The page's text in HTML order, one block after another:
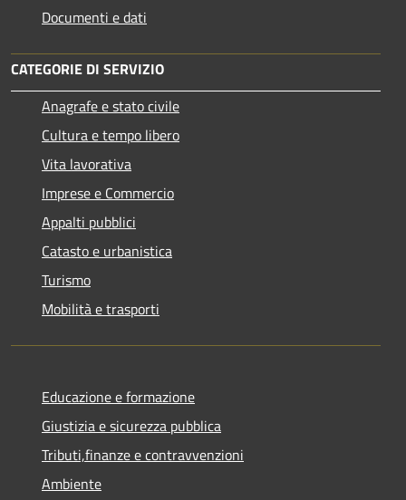
Documenti e dati
CATEGORIE DI SERVIZIO
Anagrafe e stato civile
Cultura e tempo libero
Vita lavorativa
Imprese e Commercio
Appalti pubblici
Catasto e urbanistica
Turismo
Mobilità e trasporti
Educazione e formazione
Giustizia e sicurezza pubblica
Tributi,finanze e contravvenzioni
Ambiente